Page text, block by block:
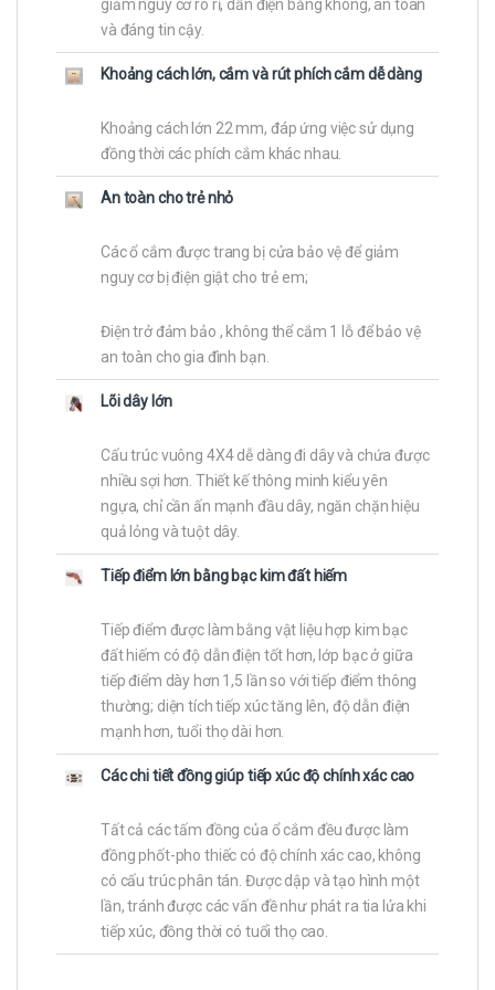
giảm nguy cơ rò rỉ, dẫn điện bằng không, an toàn
và đáng tin cậy.
Khoảng cách lớn, cắm và rút phích cắm dễ dàng
Khoảng cách lớn 22 mm, đáp ứng việc sử dụng
đồng thời các phích cắm khác nhau.
An toàn cho trẻ nhỏ
Các ổ cắm được trang bị cửa bảo vệ để giảm
nguy cơ bị điện giật cho trẻ em;
Điện trở đảm bảo , không thể cắm 1 lỗ để bảo vệ
an toàn cho gia đình bạn.
Lõi dây lớn
Cấu trúc vuông 4X4 dễ dàng đi dây và chứa được
nhiều sợi hơn. Thiết kế thông minh kiểu yên
ngựa, chỉ cần ấn mạnh đầu dây, ngăn chặn hiệu
quả lỏng và tuột dây.
Tiếp điểm lớn bằng bạc kim đất hiếm
Tiếp điểm được làm bằng vật liệu hợp kim bạc
đất hiếm có độ dẫn điện tốt hơn, lớp bạc ở giữa
tiếp điểm dày hơn 1,5 lần so với tiếp điểm thông
thường; diện tích tiếp xúc tăng lên, độ dẫn điện
mạnh hơn, tuổi thọ dài hơn.
Các chi tiết đồng giúp tiếp xúc độ chính xác cao
Tất cả các tấm đồng của ổ cắm đều được làm
đồng phốt-pho thiếc có độ chính xác cao, không
có cấu trúc phân tán. Được dập và tạo hình một
lần, tránh được các vấn đề như phát ra tia lửa khi
tiếp xúc, đồng thời có tuổi thọ cao.